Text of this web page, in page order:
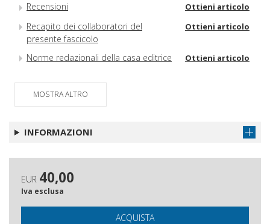
Recensioni Ottieni articolo
Recapito dei collaboratori del
presente fascicolo
Ottieni articolo
Norme redazionali della casa editrice Ottieni articolo
MOSTRA ALTRO
INFORMAZIONI
EUR 40,00
Iva esclusa
ACQUISTA